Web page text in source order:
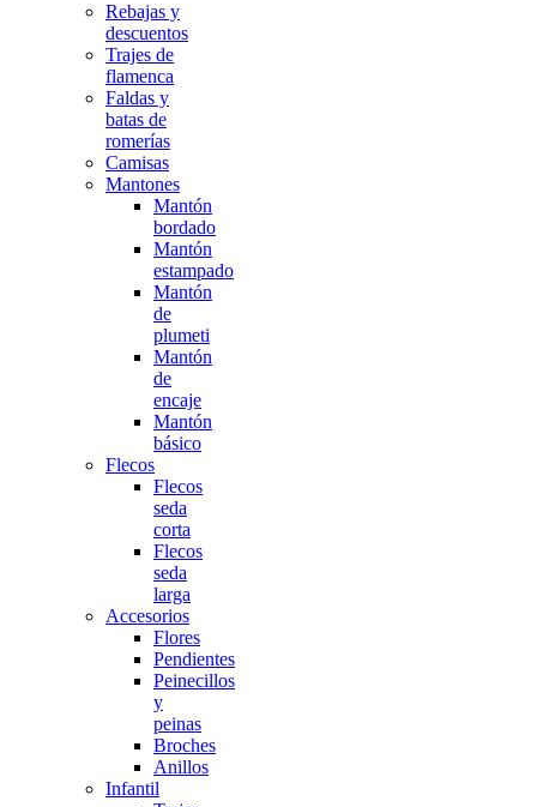
Rebajas y
descuentos
Trajes de
flamenca
Faldas y
batas de
romerías
Camisas
Mantones
Mantón
bordado
Mantón
estampado
Mantón
de
plumeti
Mantón
de
encaje
Mantón
básico
Flecos
Flecos
seda
corta
Flecos
seda
larga
Accesorios
Flores
Pendientes
Peinecillos
y
peinas
Broches
Anillos
Infantil